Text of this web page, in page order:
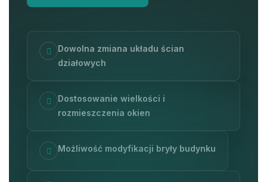
Dowolna zmiana układu ścian
działowych
Dostosowanie wielkości i
rozmieszczenia okien
Możliwość modyfikacji bryły budynku